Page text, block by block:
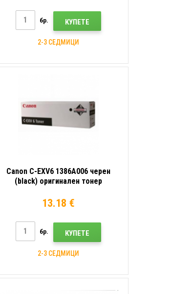
бр. КУПЕТЕ
2-3 СЕДМИЦИ
Canon C-EXV6 1386A006 черен
(black) оригинален тонер
13.18 €
бр. КУПЕТЕ
2-3 СЕДМИЦИ